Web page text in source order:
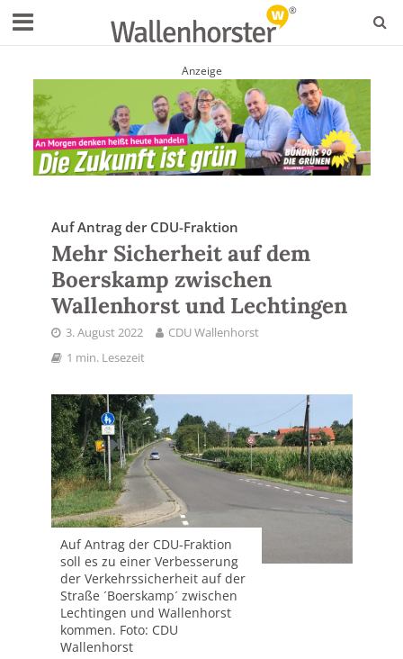
Anzeige
Auf Antrag der CDU-Fraktion
Mehr Sicherheit auf dem
Boerskamp zwischen
Wallenhorst und Lechtingen
3. August 2022
CDU Wallenhorst
1 min. Lesezeit
Auf Antrag der CDU-Fraktion
soll es zu einer Verbesserung
der Verkehrssicherheit auf der
Straße ´Boerskamp´ zwischen
Lechtingen und Wallenhorst
kommen. Foto: CDU
Wallenhorst